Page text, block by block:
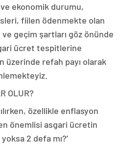
ekonomik durumu,
fiilen ödenmekte olan
geçim şartları göz önünde
ücret tespitlerine
üzerinde refah payı olarak
OLUR?
özellikle enflasyon
önemlisi asgari ücretin
2 defa mı?’